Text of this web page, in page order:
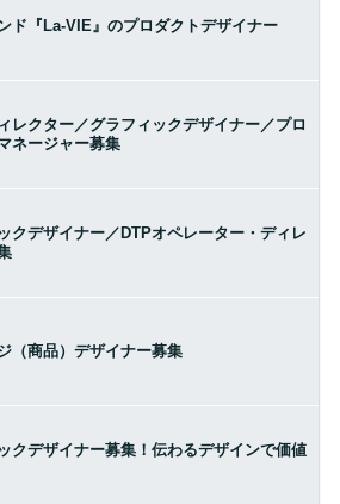
ド『La-VIE』のプロダクトデザイナー
レクター／グラフィックデザイナー／プロ
ネージャー募集
クデザイナー／DTPオペレーター・ディレ
（商品）デザイナー募集
クデザイナー募集！伝わるデザインで価値